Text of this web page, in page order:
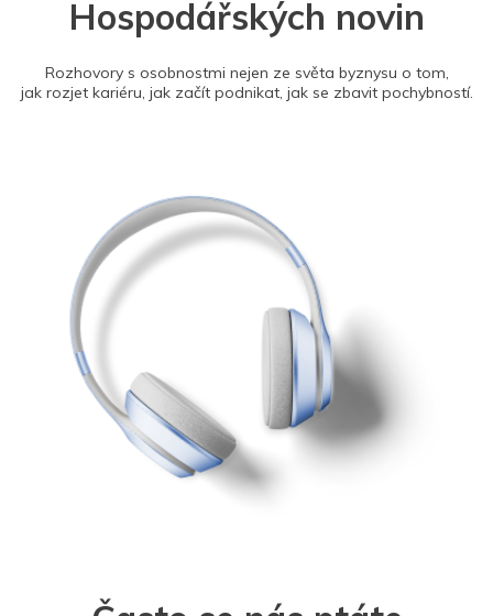
Hospodářských novin
Rozhovory s osobnostmi nejen ze světa byznysu o tom,
jak rozjet kariéru, jak začít podnikat, jak se zbavit pochybností.